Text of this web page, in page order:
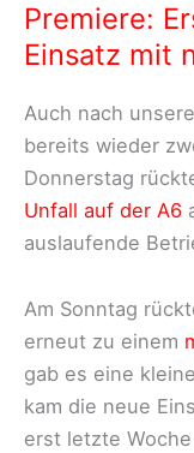
–
Einsatzort
Premiere:
Einsatz mit
Auch nach
bereits wieder
Donnerstag
Unfall auf der A6
auslaufende
Am Sonntag
erneut zu einem
gab es eine
kam die neue
erst letzte